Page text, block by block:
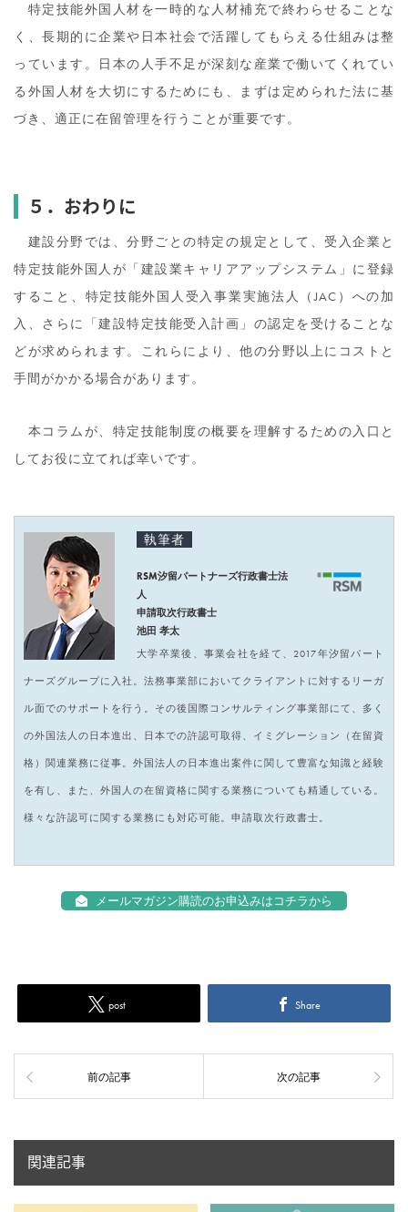
特定技能外国人材を一時的な人材補充で終わらせることな
く、長期的に企業や日本社会で活躍してもらえる仕組みは整
っています。日本の人手不足が深刻な産業で働いてくれてい
る外国人材を大切にするためにも、まずは定められた法に基
づき、適正に在留管理を行うことが重要です。
５．おわりに
建設分野では、分野ごとの特定の規定として、受入企業と
特定技能外国人が「建設業キャリアアップシステム」に登録
すること、特定技能外国人受入事業実施法人（JAC）への加
入、さらに「建設特定技能受入計画」の認定を受けることな
どが求められます。これらにより、他の分野以上にコストと
手間がかかる場合があります。
本コラムが、特定技能制度の概要を理解するための入口と
してお役に立てれば幸いです。
執筆者
RSM汐留パートナーズ行政書士法
人
申請取次行政書士
池田 孝太
大学卒業後、事業会社を経て、2017年汐留パート
ナーズグループに入社。法務事業部においてクライアントに対するリーガ
ル面でのサポートを行う。その後国際コンサルティング事業部にて、多く
の外国法人の日本進出、日本での許認可取得、イミグレーション（在留資
格）関連業務に従事。外国法人の日本進出案件に関して豊富な知識と経験
を有し、また、外国人の在留資格に関する業務についても精通している。
様々な許認可に関する業務にも対応可能。申請取次行政書士。
メールマガジン購読のお申込みはコチラから
post Share
前の記事 次の記事
関連記事